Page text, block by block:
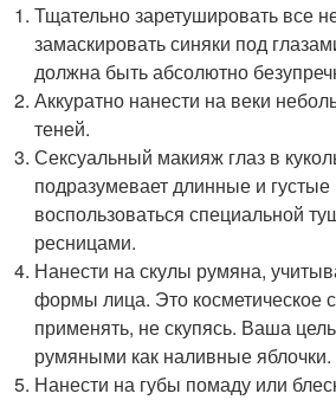
Тщательно заретушировать все
замаскировать синяки под
должна быть абсолютно
Аккуратно нанести на веки
теней.
Сексуальный макияж глаз в
подразумевает длинные и
воспользоваться специальной
ресницами.
Нанести на скулы румяна,
формы лица. Это косметическое
применять, не скупясь. Ваша
румяными как наливные яблочки.
Нанести на губы помаду или